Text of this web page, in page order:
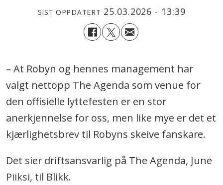
SIST OPPDATERT 25.03.2026 - 13:39
– At Robyn og hennes management har
valgt nettopp The Agenda som venue for
den offisielle lyttefesten er en stor
anerkjennelse for oss, men like mye er det et
kjærlighetsbrev til Robyns skeive fanskare.
Det sier driftsansvarlig på The Agenda, June
Piiksi, til Blikk.